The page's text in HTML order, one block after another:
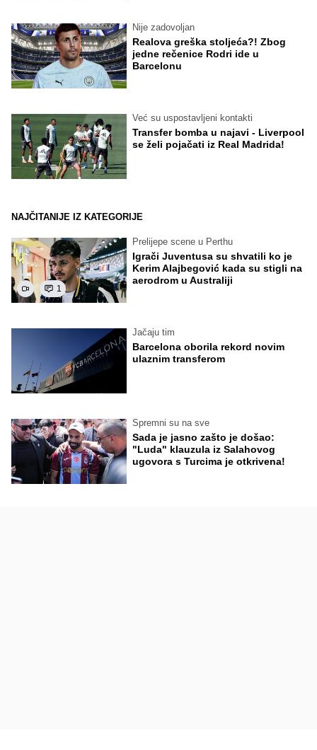
Nije zadovoljan
Realova greška stoljeća?! Zbog
jedne rečenice Rodri ide u
Barcelonu
Već su uspostavljeni kontakti
Transfer bomba u najavi - Liverpool
se želi pojačati iz Real Madrida!
NAJČITANIJE IZ KATEGORIJE
1
Prelijepe scene u Perthu
Igrači Juventusa su shvatili ko je
Kerim Alajbegović kada su stigli na
aerodrom u Australiji
Jačaju tim
Barcelona oborila rekord novim
ulaznim transferom
Spremni su na sve
Sada je jasno zašto je došao:
"Luda" klauzula iz Salahovog
ugovora s Turcima je otkrivena!